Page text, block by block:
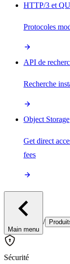
HTTP/3 et
Protocoles
API de
Recherche
Object Storage
Get direct
fees
Main menu
/
Sécurité